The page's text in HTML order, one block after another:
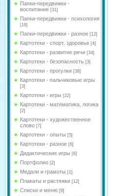
Папки-передвижки -
воспитание [31]
Папки-передвижки - психология
[18]
Папки-передвижки - разное [12]
Картотеки - спорт, здоровье [4]
Картотеки - развитие речи [34]
Картотеки - безопасность [3]
Картотеки - прогулки [36]
Картотеки - пальчиковые игры
[3]
Картотеки - игры [22]
Картотеки - математика, логика
[2]
Картотеки - художественное
слово [7]
Картотеки - опыты [5]
Картотеки - разное [6]
Дидактические игры [6]
Портфолио [2]
Медали и грамоты [1]
Плакаты и растяжки [12]
Списки и меню [9]